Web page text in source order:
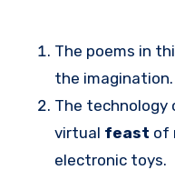
The poems in
the imagination.
The technology
virtual feast of
electronic toys.